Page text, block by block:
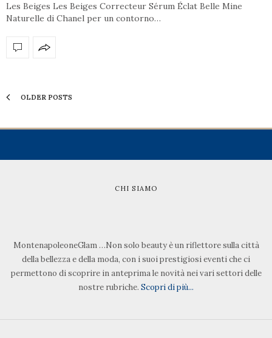
Les Beiges Les Beiges Correcteur Sérum Éclat Belle Mine
Naturelle di Chanel per un contorno…
OLDER POSTS
CHI SIAMO
MontenapoleoneGlam …Non solo beauty è un riflettore sulla città
della bellezza e della moda, con i suoi prestigiosi eventi che ci
permettono di scoprire in anteprima le novità nei vari settori delle
nostre rubriche. Scopri di più...